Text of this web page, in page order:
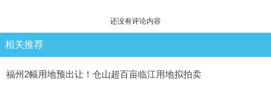
还没有评论内容
相关推荐
福州2幅用地预出让！仓山超百亩临江用地拟拍卖